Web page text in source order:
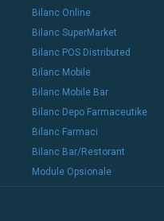
Bilanc Online
Bilanc SuperMarket
Bilanc POS Distributed
Bilanc Mobile
Bilanc Mobile Bar
Bilanc Depo Farmaceutike
Bilanc Farmaci
Bilanc Bar/Restorant
Module Opsionale